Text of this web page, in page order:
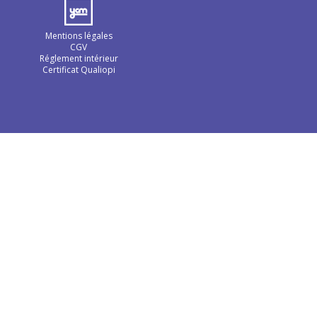
Mentions légales
CGV
Réglement intérieur
Certificat Qualiopi